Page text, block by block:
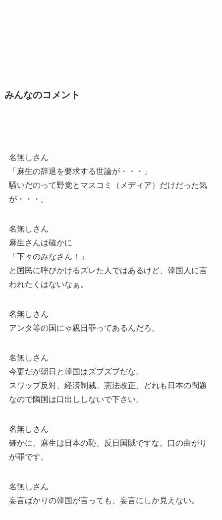
みんなのコメント
名無しさん
「麻生の辞退を要求する世論が・・・」
騒いだのって野党とマスコミ（メディア）だけだった気
が・・・。
名無しさん
麻生さんは確かに
「下々のみなさん！」
と国民に呼びかけるズレた人ではあるけど、韓国人に言
われたくはないなぁ。
名無しさん
アンタ等の国にゃ親日罪ってあるんだろ。
名無しさん
今更だが朝日と韓国はズブズブだな。
スワップ反対、経済制裁、憲法改正、どれも日本の問題
なので隣国は口出ししないで下さい。
名無しさん
確かに、麻生は日本の恥、反日国賊ですな。口の曲がり
が罪です。
名無しさん
妄言ばかりの韓国が言っても、妄言にしか見えない。